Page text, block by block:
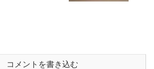
コメントを書き込む